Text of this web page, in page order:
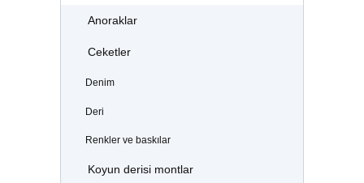
Anoraklar
Ceketler
Denim
Deri
Renkler ve baskılar
Koyun derisi montlar